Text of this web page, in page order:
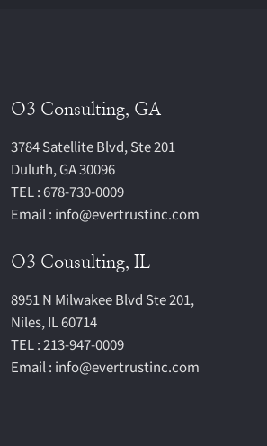
O3 Consulting, GA
3784 Satellite Blvd, Ste 201
Duluth, GA 30096
TEL : 678-730-0009
Email : info@evertrustinc.com
O3 Cousulting, IL
8951 N Milwakee Blvd Ste 201,
Niles, IL 60714
TEL : 213-947-0009
Email : info@evertrustinc.com